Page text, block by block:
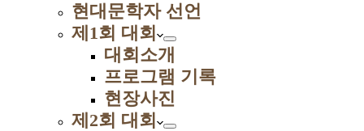
현대문학자 선언
제1회 대회
대회소개
프로그램 기록
현장사진
제2회 대회